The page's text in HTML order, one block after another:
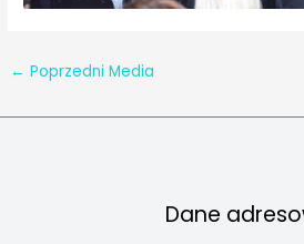
← Poprzedni Media
Dane